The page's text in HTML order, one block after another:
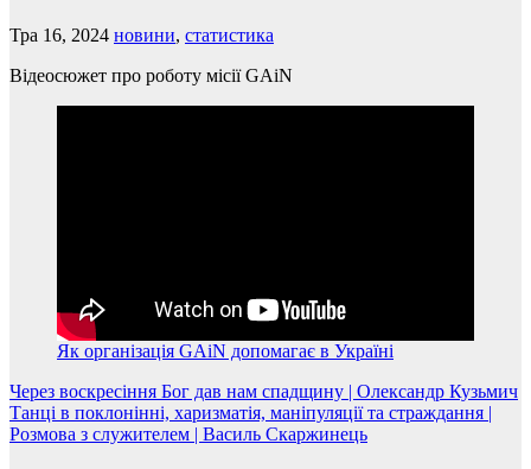
Тра 16, 2024 новини, статистика
Відеосюжет про роботу місії GAiN
Як організація GAiN допомагає в Україні
Навігація
записів
Через воскресіння Бог дав нам спадщину | Олександр Кузьмич
Танці в поклонінні, харизматія, маніпуляції та страждання |
Розмова з служителем | Василь Скаржинець